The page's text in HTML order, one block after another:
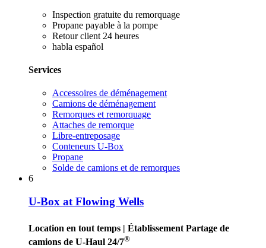
Inspection gratuite du remorquage
Propane payable à la pompe
Retour client 24 heures
habla español
Services
Accessoires de déménagement
Camions de déménagement
Remorques et remorquage
Attaches de remorque
Libre-entreposage
Conteneurs U-Box
Propane
Solde de camions et de remorques
6
U-Box at Flowing Wells
Location en tout temps | Établissement Partage de
camions de U-Haul 24/7®